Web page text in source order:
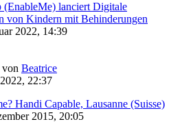
lanciert Digitale
von Kindern mit Behinderungen
2022, 14:39
von Beatrice
22:37
Handi Capable, Lausanne (Suisse)
2015, 20:05